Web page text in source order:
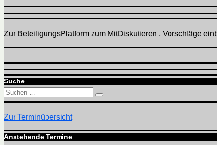
Zur BeteiligungsPlatform zum MitDiskutieren , Vorschläge
Suche
Suchen
nach:
Suchen
Zur Terminübersicht
Anstehende Termine